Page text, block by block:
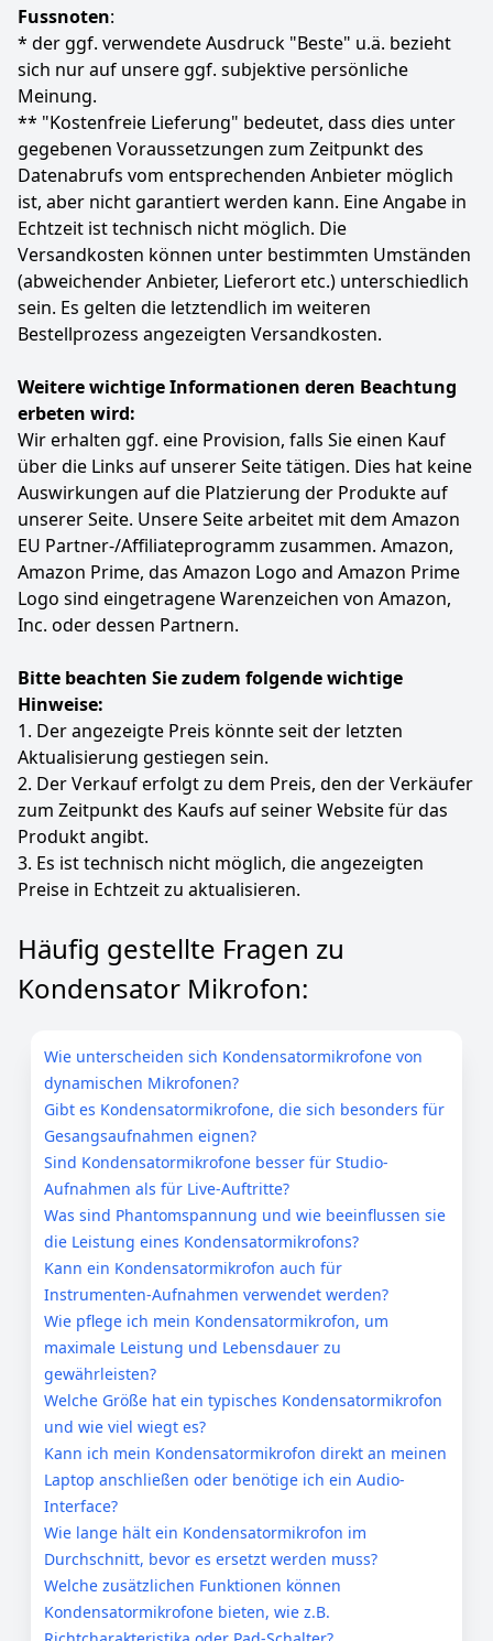
Kompatibel mit Windows, Mac und Linux, PS4/5 (nicht
mit Xbox kompatibel).
Ausgezeichnetes Mikrofon Set: Der verstellbare
Auslegerarm lässt sich flexibel um 360° horizontal und
180° vertikal verstellen. Die verstärkte Klemme
vergrößert die Kontaktfläche zu Ihrem Schreibtisch,
was die Stabilität erheblich verbessert. Der
verbesserte Pop Filter und das hochwertige Metall
sind besonders langlebig.
Lieferumfang: 1 x USB Kondensatormikrofon, 1 x
Auslegerarm, 1 x Tischklemme, 1 x Stoßdämpfer, 1 x
Popfilter, 1 x USB-Kabel, 1 x Handbuch.
Farbe Hersteller
RGB TONOR
40
Statt:49,99 €-18%
Anzeigen
Fussnoten:
* der ggf. verwendete Ausdruck "Beste" u.ä. bezieht
sich nur auf unsere ggf. subjektive persönliche
Meinung.
** "Kostenfreie Lieferung" bedeutet, dass dies unter
gegebenen Voraussetzungen zum Zeitpunkt des
Datenabrufs vom entsprechenden Anbieter möglich
ist, aber nicht garantiert werden kann. Eine Angabe in
Echtzeit ist technisch nicht möglich. Die
Versandkosten können unter bestimmten Umständen
(abweichender Anbieter, Lieferort etc.) unterschiedlich
sein. Es gelten die letztendlich im weiteren
Bestellprozess angezeigten Versandkosten.
Weitere wichtige Informationen deren Beachtung
erbeten wird:
Wir erhalten ggf. eine Provision, falls Sie einen Kauf
über die Links auf unserer Seite tätigen. Dies hat keine
Auswirkungen auf die Platzierung der Produkte auf
unserer Seite. Unsere Seite arbeitet mit dem Amazon
EU Partner-/Affiliateprogramm zusammen. Amazon,
Amazon Prime, das Amazon Logo and Amazon Prime
Logo sind eingetragene Warenzeichen von Amazon,
Inc. oder dessen Partnern.
Bitte beachten Sie zudem folgende wichtige
Hinweise:
1. Der angezeigte Preis könnte seit der letzten
Aktualisierung gestiegen sein.
2. Der Verkauf erfolgt zu dem Preis, den der Verkäufer
zum Zeitpunkt des Kaufs auf seiner Website für das
Produkt angibt.
3. Es ist technisch nicht möglich, die angezeigten
Preise in Echtzeit zu aktualisieren.
Häufig gestellte Fragen zu
Kondensator Mikrofon:
Wie unterscheiden sich Kondensatormikrofone von
dynamischen Mikrofonen?
Gibt es Kondensatormikrofone, die sich besonders für
Gesangsaufnahmen eignen?
Sind Kondensatormikrofone besser für Studio-
Aufnahmen als für Live-Auftritte?
Was sind Phantomspannung und wie beeinflussen sie
die Leistung eines Kondensatormikrofons?
Kann ein Kondensatormikrofon auch für
Instrumenten-Aufnahmen verwendet werden?
Wie pflege ich mein Kondensatormikrofon, um
maximale Leistung und Lebensdauer zu
gewährleisten?
Welche Größe hat ein typisches Kondensatormikrofon
und wie viel wiegt es?
Kann ich mein Kondensatormikrofon direkt an meinen
Laptop anschließen oder benötige ich ein Audio-
Interface?
Wie lange hält ein Kondensatormikrofon im
Durchschnitt, bevor es ersetzt werden muss?
Welche zusätzlichen Funktionen können
Kondensatormikrofone bieten, wie z.B.